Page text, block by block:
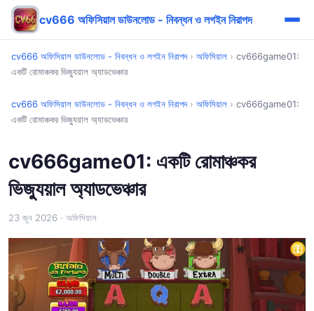
cv666 অফিসিয়াল ডাউনলোড - নিবন্ধন ও লগইন নিরাপদ
cv666 অফিসিয়াল ডাউনলোড - নিবন্ধন ও লগইন নিরাপদ› অফিসিয়াল › cv666game01:
একটি রোমাঞ্চকর ভিজ্যুয়াল অ্যাডভেঞ্চার
cv666 অফিসিয়াল ডাউনলোড - নিবন্ধন ও লগইন নিরাপদ› অফিসিয়াল › cv666game01:
একটি রোমাঞ্চকর ভিজ্যুয়াল অ্যাডভেঞ্চার
cv666game01: একটি রোমাঞ্চকর
ভিজ্যুয়াল অ্যাডভেঞ্চার
23 জুন 2026 · অফিসিয়াল